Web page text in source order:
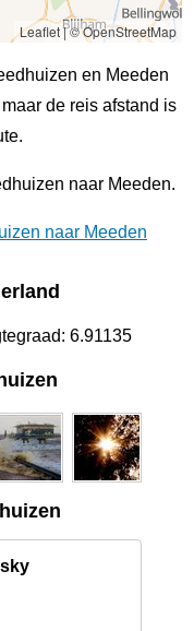
Leaflet|© OpenStreetMap
en Meeden
maar de reis afstand is
naar Meeden.
naar Meeden
6.91135